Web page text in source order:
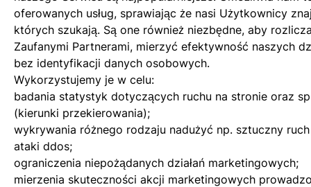
oferowanych usług, sprawiając że nasi Użytkownicy
których szukają. Są one również niezbędne, aby
Zaufanymi Partnerami, mierzyć efektywność naszych
bez identyfikacji danych osobowych.
Wykorzystujemy je w celu:
badania statystyk dotyczących ruchu na stronie oraz
(kierunki przekierowania);
wykrywania różnego rodzaju nadużyć np. sztuczny
ataki ddos;
ograniczenia niepożądanych działań marketingowych;
mierzenia skuteczności akcji marketingowych